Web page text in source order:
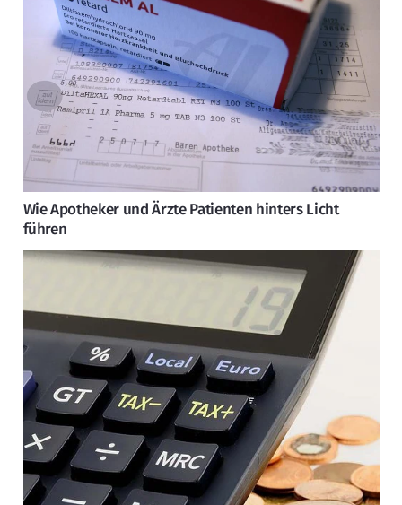
Wie Apotheker und Ärzte Patienten hinters Licht
führen